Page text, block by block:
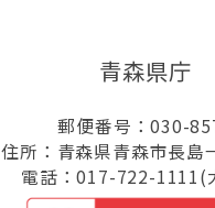
青森県庁
郵便番号：030-
住所：青森県青森市長島
電話：017-722-1111(